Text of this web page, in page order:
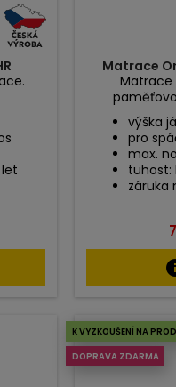
Matrace
Matrace
výška
pro
max.
tuhost:
záruka
K VYZKOUŠENÍ NA
DOPRAVA ZDARMA